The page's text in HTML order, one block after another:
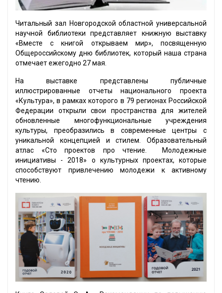
Читальный зал Новгородской областной универсальной
научной библиотеки представляет книжную выставку
«Вместе с книгой открываем мир», посвященную
Общероссийскому дню библиотек, который наша страна
отмечает ежегодно 27 мая.
На выставке представлены публичные
иллюстрированные отчеты национального проекта
«Культура», в рамках которого в 79 регионах Российской
Федерации открыли свои пространства для жителей
обновленные многофункциональные учреждения
культуры, преобразились в современные центры с
уникальной концепцией и стилем. Образовательный
атлас «Сто проектов про чтение. Молодежные
инициативы - 2018» о культурных проектах, которые
способствуют привлечению молодежи к активному
чтению.